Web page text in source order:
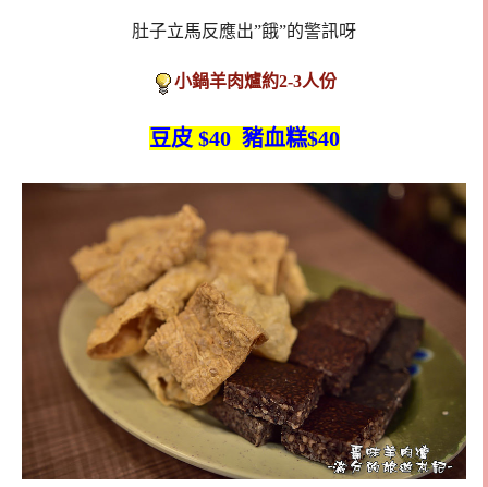
肚子立馬反應出”餓”的警訊呀
小鍋羊肉爐約2-3人份
豆皮 $40 豬血糕$40